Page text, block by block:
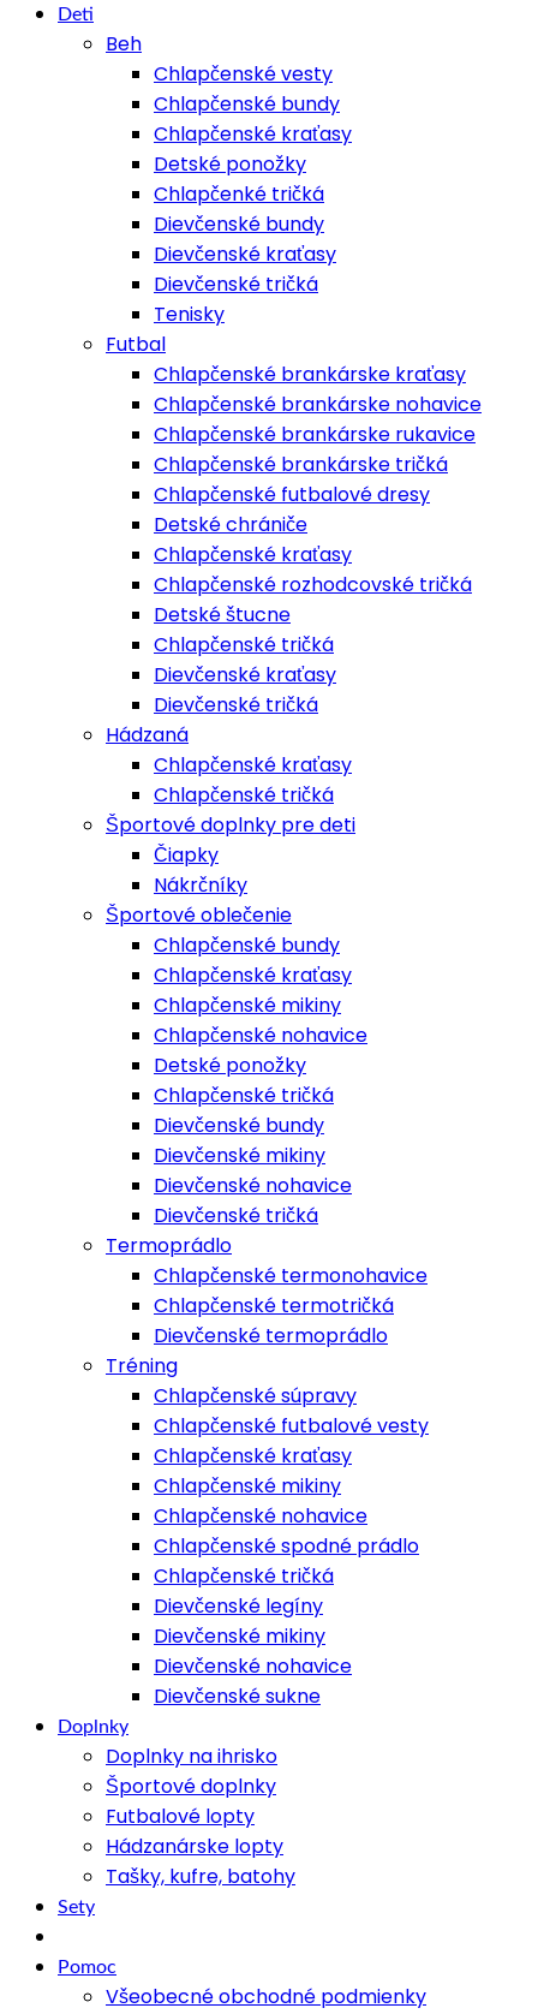
Deti
Beh
Chlapčenské vesty
Chlapčenské bundy
Chlapčenské kraťasy
Detské ponožky
Chlapčenké tričká
Dievčenské bundy
Dievčenské kraťasy
Dievčenské tričká
Tenisky
Futbal
Chlapčenské brankárske kraťasy
Chlapčenské brankárske nohavice
Chlapčenské brankárske rukavice
Chlapčenské brankárske tričká
Chlapčenské futbalové dresy
Detské chrániče
Chlapčenské kraťasy
Chlapčenské rozhodcovské tričká
Detské štucne
Chlapčenské tričká
Dievčenské kraťasy
Dievčenské tričká
Hádzaná
Chlapčenské kraťasy
Chlapčenské tričká
Športové doplnky pre deti
Čiapky
Nákrčníky
Športové oblečenie
Chlapčenské bundy
Chlapčenské kraťasy
Chlapčenské mikiny
Chlapčenské nohavice
Detské ponožky
Chlapčenské tričká
Dievčenské bundy
Dievčenské mikiny
Dievčenské nohavice
Dievčenské tričká
Termoprádlo
Chlapčenské termonohavice
Chlapčenské termotričká
Dievčenské termoprádlo
Tréning
Chlapčenské súpravy
Chlapčenské futbalové vesty
Chlapčenské kraťasy
Chlapčenské mikiny
Chlapčenské nohavice
Chlapčenské spodné prádlo
Chlapčenské tričká
Dievčenské legíny
Dievčenské mikiny
Dievčenské nohavice
Dievčenské sukne
Doplnky
Doplnky na ihrisko
Športové doplnky
Futbalové lopty
Hádzanárske lopty
Tašky, kufre, batohy
Sety
Pomoc
Všeobecné obchodné podmienky